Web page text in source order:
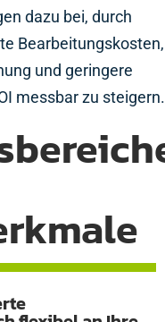
dazu bei, durch
Bearbeitungskosten,
und geringere
messbar zu steigern.